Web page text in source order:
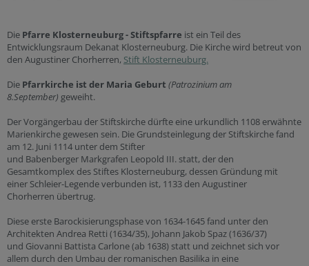
Die Pfarre Klosterneuburg - Stiftspfarre ist ein Teil des
Entwicklungsraum Dekanat Klosterneuburg. Die Kirche wird betreut von
den Augustiner Chorherren, Stift Klosterneuburg.
Die Pfarrkirche ist der Maria Geburt (Patrozinium am
8.September) geweiht.
Der Vorgängerbau der Stiftskirche dürfte eine urkundlich 1108 erwähnte
Marienkirche gewesen sein. Die Grundsteinlegung der Stiftskirche fand
am 12. Juni 1114 unter dem Stifter
und Babenberger Markgrafen Leopold III. statt, der den
Gesamtkomplex des Stiftes Klosterneuburg, dessen Gründung mit
einer Schleier-Legende verbunden ist, 1133 den Augustiner
Chorherren übertrug.
Diese erste Barockisierungsphase von 1634-1645 fand unter den
Architekten Andrea Retti (1634/35), Johann Jakob Spaz (1636/37)
und Giovanni Battista Carlone (ab 1638) statt und zeichnet sich vor
allem durch den Umbau der romanischen Basilika in eine